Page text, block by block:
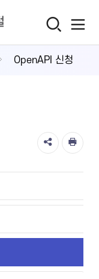
OpenAPI 신청